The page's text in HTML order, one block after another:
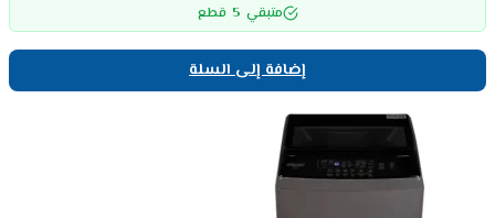
متبقي 5 قطع
إضافة إلى السلة